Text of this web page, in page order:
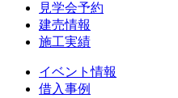
見学会予約
建売情報
施工実績
イベント情報
借入事例